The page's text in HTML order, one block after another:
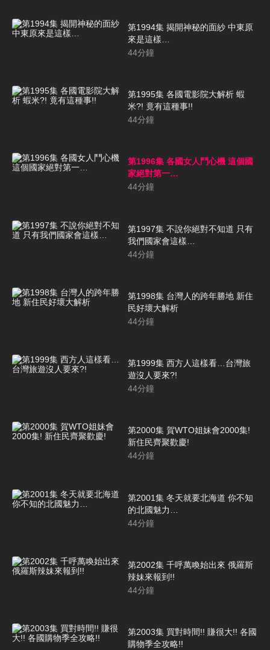
第1994集 揭開神秘的面紗 中東原
來是這樣…
44分鐘
第1995集 各國電影院大解析 蝦
米?! 竟有這種事!!
44分鐘
第1996集 各國女人鬥心機 這個國
家絕對第一…
44分鐘
第1997集 不說你絕對不知道 只有
我們國家會這樣…
44分鐘
第1998集 台灣人的跨年勝地 新住
民好壞大解析
44分鐘
第1999集 西方人這樣看…台灣旅
遊沒人要來?!
44分鐘
第2000集 賀WTO姐妹會2000集!
新住民齊聚歡慶!
44分鐘
第2001集 冬天就要北海道 你不知
的北國魅力…
44分鐘
第2002集 千呼萬喚始出來 俄羅斯
辣妹來報到!!
44分鐘
第2003集 買對時間!! 賺很大!! 各國
購物季全攻略!!